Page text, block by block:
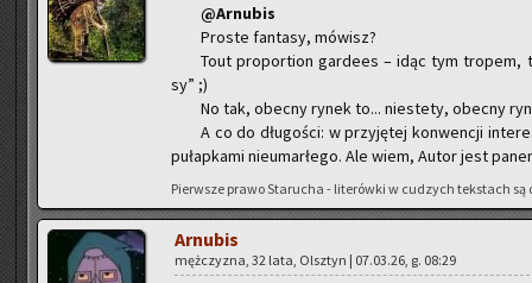
@Ar­nu­bis
Pro­ste fan­ta­sy, mó­wisz?
Tout pro­por­tion gar­de­es – idąc tym tro­pem,
sy” ;)
No tak, obec­ny rynek to... nie­ste­ty, obec­ny
A co do dłu­go­ści: w przy­ję­tej kon­wen­cji
pu­łap­ka­mi nie­umar­łe­go. Ale wiem, Autor jest
Pierw­sze prawo Sta­ru­cha - li­te­rów­ki w cu­dzych tek­stach
Ar­nu­bis
męż­czy­zna, 32 lata, Olsz­tyn | 07.03.26, g. 08:29